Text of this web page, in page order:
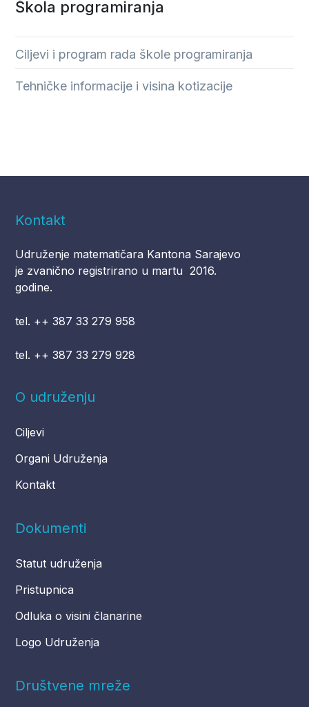
Škola programiranja
Ciljevi i program rada škole programiranja
Tehničke informacije i visina kotizacije
Kontakt
Udruženje matematičara Kantona Sarajevo
je zvanično registrirano u martu 2016.
godine.
tel. ++ 387 33 279 958
tel. ++ 387 33 279 928
O udruženju
Ciljevi
Organi Udruženja
Kontakt
Dokumenti
Statut udruženja
Pristupnica
Odluka o visini članarine
Logo Udruženja
Društvene mreže